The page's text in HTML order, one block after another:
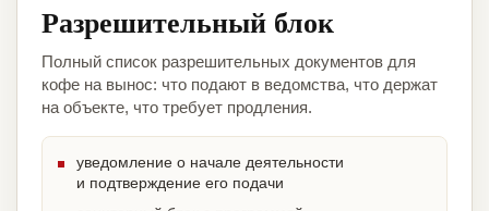
Разрешительный блок
Полный список разрешительных документов для
кофе на вынос: что подают в ведомства, что держат
на объекте, что требует продления.
уведомление о начале деятельности
и подтверждение его подачи